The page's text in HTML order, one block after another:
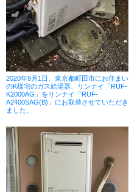
2020年9月1日、東京都町田市にお住まい
のK様宅のガス給湯器、リンナイ「RUF-
K2000AG」をリンナイ「RUF-
A2400SAG(B)」にお取替させていただき
ました。